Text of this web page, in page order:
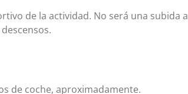
de la actividad. No será una subida a
de coche, aproximadamente.